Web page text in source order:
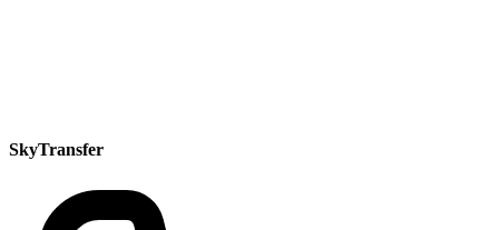
SkyTransfer